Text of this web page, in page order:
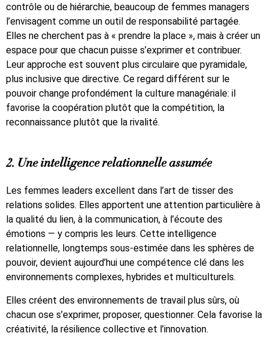
contrôle ou de hiérarchie, beaucoup de femmes managers
l’envisagent comme un outil de responsabilité partagée.
Elles ne cherchent pas à « prendre la place », mais à créer un
espace pour que chacun puisse s’exprimer et contribuer.
Leur approche est souvent plus circulaire que pyramidale,
plus inclusive que directive. Ce regard différent sur le
pouvoir change profondément la culture managériale: il
favorise la coopération plutôt que la compétition, la
reconnaissance plutôt que la rivalité.
2. Une intelligence relationnelle assumée
Les femmes leaders excellent dans l’art de tisser des
relations solides. Elles apportent une attention particulière à
la qualité du lien, à la communication, à l’écoute des
émotions — y compris les leurs. Cette intelligence
relationnelle, longtemps sous-estimée dans les sphères de
pouvoir, devient aujourd’hui une compétence clé dans les
environnements complexes, hybrides et multiculturels.
Elles créent des environnements de travail plus sûrs, où
chacun ose s’exprimer, proposer, questionner. Cela favorise la
créativité, la résilience collective et l’innovation.